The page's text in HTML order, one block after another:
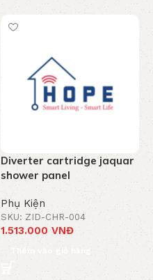
Diverter cartridge jaquar
shower panel
Phụ Kiện
SKU: ZID-CHR-004
1.513.000VNĐ
Thêm vào giỏ hàng